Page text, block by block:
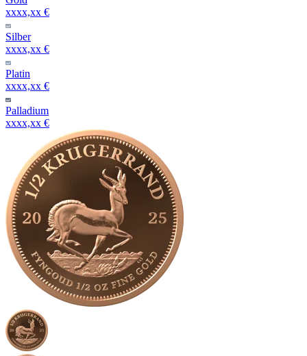
xxxx,xx €
Silber
xxxx,xx €
Platin
xxxx,xx €
Palladium
xxxx,xx €